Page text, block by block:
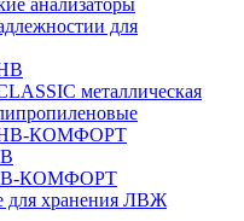
анализаторы
для
металлическая
НВ-КОМФОРТ
НВ-КОМФОРТ
для хранения ЛВЖ